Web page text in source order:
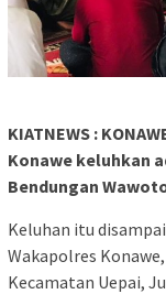
KIATNEWS :
Konawe keluhkan
Bendungan
Keluhan itu
Wakapolres
Kecamatan Uepai,